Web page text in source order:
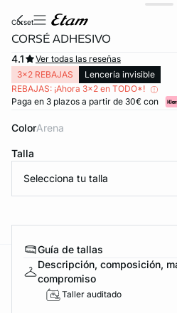
corset
CORSÉ ADHESIVO
4.1
Ver todas las reseñas
3x2 REBAJAS
Lencería invisible
REBAJAS: ¡Ahora 3x2 en TODO*!
Paga en 3 plazos a partir de 30€ con
Color arena
Talla
Selecciona tu talla
Guía de tallas
Descripción, composición,
compromiso
Taller auditado